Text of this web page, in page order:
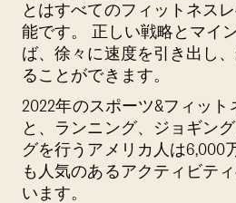
とはすべてのフィットネス
能です。 正しい戦略とマイ
ば、徐々に速度を引き出し
ることができます。
2022年のスポーツ&フィッ
と、ランニング、ジョギン
グを行うアメリカ人は6,000
も人気のあるアクティビテ
います。